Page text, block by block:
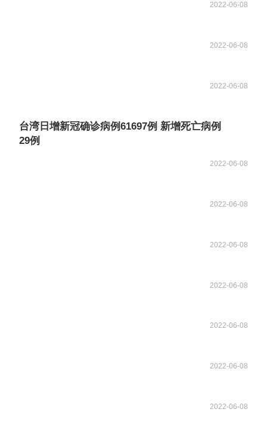
2022-06-08
2022-06-08
2022-06-08
台湾日增新冠确诊病例61697例 新增死亡病例
29例
2022-06-08
2022-06-08
2022-06-08
2022-06-08
2022-06-08
2022-06-08
2022-06-08